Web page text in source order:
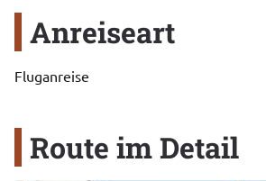
Anreiseart
Fluganreise
Route im Detail